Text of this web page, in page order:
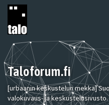
Taloforum.fi
[urbaanin keskustelun mekka]
valokuvaus- ja keskustelusivusto.